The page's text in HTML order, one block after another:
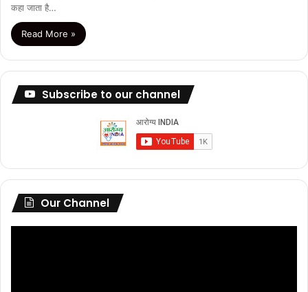
कहा जाता है…
Read More »
Subscribe to our channel
Our Channel